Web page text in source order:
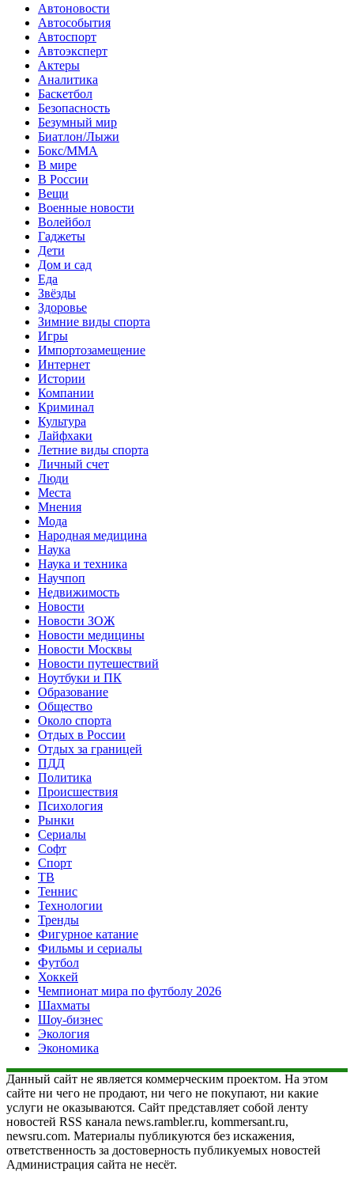
Автоновости
Автособытия
Автоспорт
Автоэксперт
Актеры
Аналитика
Баскетбол
Безопасность
Безумный мир
Биатлон/Лыжи
Бокс/MMA
В мире
В России
Вещи
Военные новости
Волейбол
Гаджеты
Дети
Дом и сад
Еда
Звёзды
Здоровье
Зимние виды спорта
Игры
Импортозамещение
Интернет
Истории
Компании
Криминал
Культура
Лайфхаки
Летние виды спорта
Личный счет
Люди
Места
Мнения
Мода
Народная медицина
Наука
Наука и техника
Научпоп
Недвижимость
Новости
Новости ЗОЖ
Новости медицины
Новости Москвы
Новости путешествий
Ноутбуки и ПК
Образование
Общество
Около спорта
Отдых в России
Отдых за границей
ПДД
Политика
Происшествия
Психология
Рынки
Сериалы
Софт
Спорт
ТВ
Теннис
Технологии
Тренды
Фигурное катание
Фильмы и сериалы
Футбол
Хоккей
Чемпионат мира по футболу 2026
Шахматы
Шоу-бизнес
Экология
Экономика
Данный сайт не является коммерческим проектом. На этом
сайте ни чего не продают, ни чего не покупают, ни какие
услуги не оказываются. Сайт представляет собой ленту
новостей RSS канала news.rambler.ru, kommersant.ru,
newsru.com. Материалы публикуются без искажения,
ответственность за достоверность публикуемых новостей
Администрация сайта не несёт.